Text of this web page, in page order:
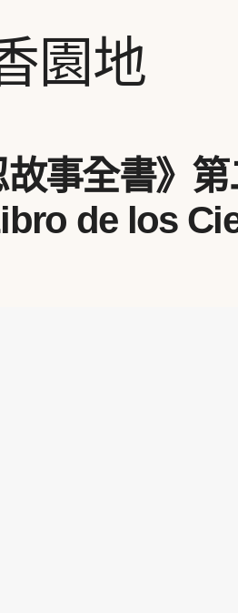
園地
故事全書》
de los